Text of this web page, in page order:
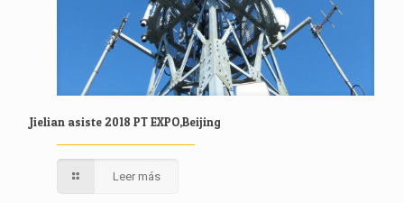
Jielian asiste 2018 PT EXPO,Beijing
Leer más